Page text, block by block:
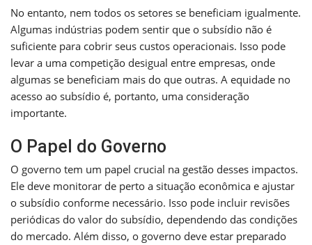
No entanto, nem todos os setores se beneficiam igualmente.
Algumas indústrias podem sentir que o subsídio não é
suficiente para cobrir seus custos operacionais. Isso pode
levar a uma competição desigual entre empresas, onde
algumas se beneficiam mais do que outras. A equidade no
acesso ao subsídio é, portanto, uma consideração
importante.
O Papel do Governo
O governo tem um papel crucial na gestão desses impactos.
Ele deve monitorar de perto a situação econômica e ajustar
o subsídio conforme necessário. Isso pode incluir revisões
periódicas do valor do subsídio, dependendo das condições
do mercado. Além disso, o governo deve estar preparado